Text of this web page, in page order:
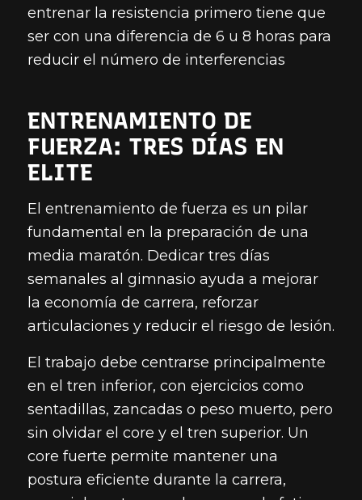
entrenar la resistencia primero tiene que
ser con una diferencia de 6 u 8 horas para
reducir el número de interferencias
ENTRENAMIENTO DE
FUERZA: TRES DÍAS EN
ELITE
El entrenamiento de fuerza es un pilar
fundamental en la preparación de una
media maratón. Dedicar tres días
semanales al gimnasio ayuda a mejorar
la economía de carrera, reforzar
articulaciones y reducir el riesgo de lesión.
El trabajo debe centrarse principalmente
en el tren inferior, con ejercicios como
sentadillas, zancadas o peso muerto, pero
sin olvidar el core y el tren superior. Un
core fuerte permite mantener una
postura eficiente durante la carrera,